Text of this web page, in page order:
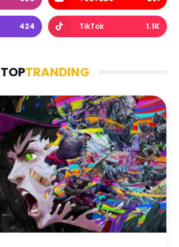
424 TikTok 1.1K
TOPTRANDING